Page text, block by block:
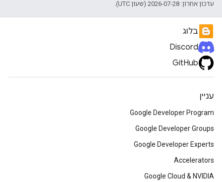
עדכון אחרון: 2026-07-28 (שעון UTC).
בלוג
Discord
GitHub
עניין
Google Developer Program
Google Developer Groups
Google Developer Experts
Accelerators
Google Cloud & NVIDIA